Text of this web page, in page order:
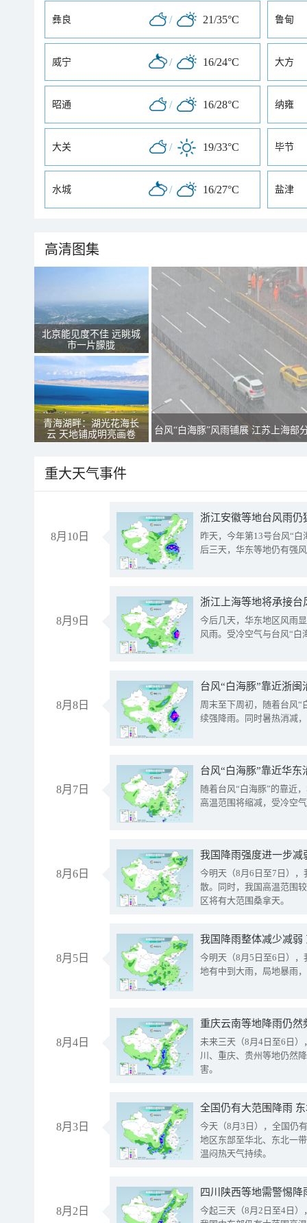
彝良 / 21/35°C 鲁甸
威宁 / 16/24°C 大方
昭通 / 16/28°C 纳雍
大关 / 19/33°C 毕节
水城 / 16/27°C 盐津
高清图集
北京能见度不佳 远眺城
市一片朦胧
青海湖畔：湖光花海长
云 天地铺成明亮画卷
台风“白海豚”风雨铺展 江苏上海部
重大天气事件
8月10日
浙江安徽等地台风雨
昨天，今年第13号台风“
后三天，华东等地仍有强
8月9日
浙江上海等地将承接台
今后几天，华东地区风雨
风雨。受冷空气与台风“白
8月8日
台风“白海豚”靠近浙
周末至下周初，随着台风“
续强降雨。同时暑热消减
8月7日
台风“白海豚”靠近华
随着台风“白海豚”的靠近
高温范围将缩减，受冷空
8月6日
今明天（8月6日至7日）
散。同时，我国高温范围
区将有大范围桑拿天。
8月5日
我国降雨整体减少减弱
今明天（8月5日至6日）
地有中到大雨，局地暴雨
8月4日
重庆云南等地降雨仍然
未来三天（8月4日至6日
川、重庆、贵州等地仍然
害。
8月3日
全国仍有大范围降雨
今天（8月3日），全国仍
地区东部至华北、东北一
温闷热天气持续。
8月2日
今起三天（8月2日至4日